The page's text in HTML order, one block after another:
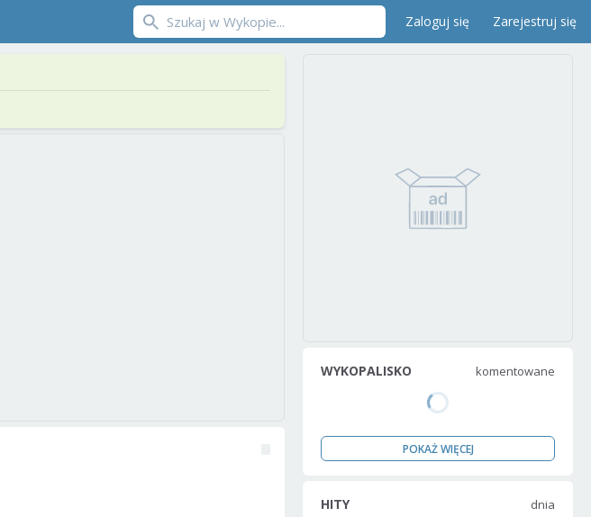
Zaloguj się Zarejestruj się
WYKOPALISKO komentowane
POKAŻ WIĘCEJ
HITY dnia